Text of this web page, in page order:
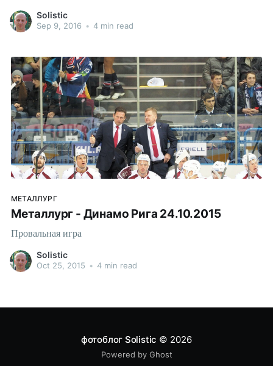
Solistic
Sep 9, 2016 • 4 min read
МЕТАЛЛУРГ
Металлург - Динамо Рига 24.10.2015
Провальная игра
Solistic
Oct 25, 2015 • 4 min read
фотоблог Solistic © 2026
Powered by Ghost